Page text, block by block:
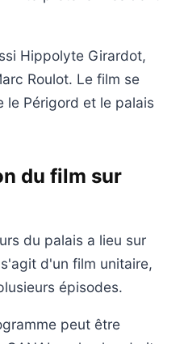
Hippolyte Girardot,
Roulot. Le film se
le Périgord et le palais
du film sur
du palais a lieu sur
d'un film unitaire,
épisodes.
peut être